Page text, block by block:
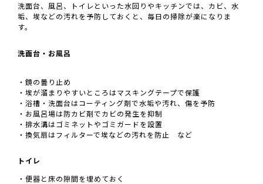
洗面台、風呂、トイレといった水回りやキッチンでは、カビ、水
垢、埃などの汚れを予防しておくと、毎日の掃除が楽になりま
す。
洗面台・お風呂
・鏡の曇り止め
・埃が溜まりやすいところはマスキングテープで保護
・浴槽・洗面台はコーティング剤で水垢や汚れ、傷を予防
・お風呂場は防カビ剤でカビの発生を抑制
・排水溝はゴミネットやゴミガードを設置
・換気扇はフィルターで埃などの汚れを防止 など
トイレ
・便器と床の隙間を埋めておく